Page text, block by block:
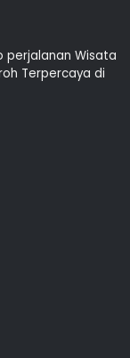
perjalanan Wisata
Terpercaya di